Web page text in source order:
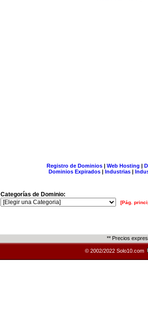
Registro de Dominios| Web Hosting |
Dominios Expirados | Industrias |
Categorías de Dominio:
[Pág.
** Precios
© 2002/2022 Solo10.com